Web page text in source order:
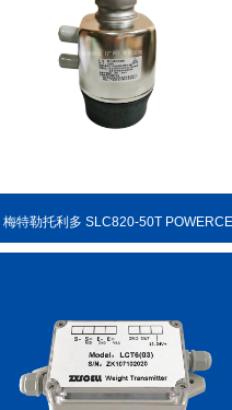
梅特勒托利多 SLC820-50T POWERCE